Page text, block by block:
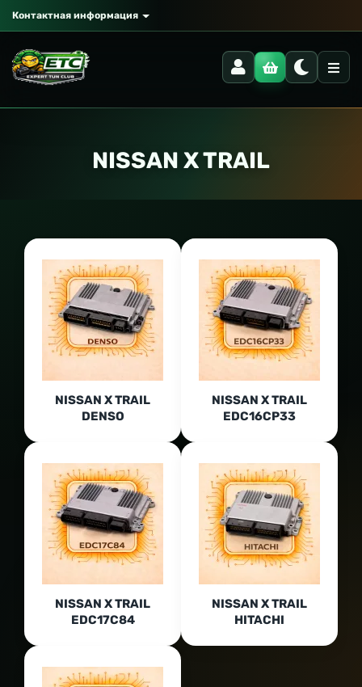
Контактная информация
NISSAN X TRAIL
NISSAN X TRAIL
DENSO
NISSAN X TRAIL
EDC16CP33
NISSAN X TRAIL
EDC17C84
NISSAN X TRAIL
HITACHI